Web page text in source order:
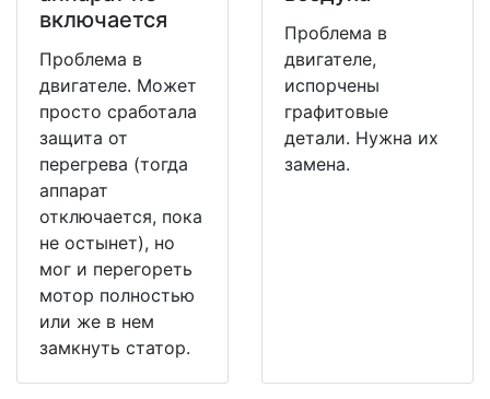
включается
Проблема в
двигателе. Может
просто сработала
защита от
перегрева (тогда
аппарат
отключается, пока
не остынет), но
мог и перегореть
мотор полностью
или же в нем
замкнуть статор.
Проблема в
двигателе,
испорчены
графитовые
детали. Нужна их
замена.